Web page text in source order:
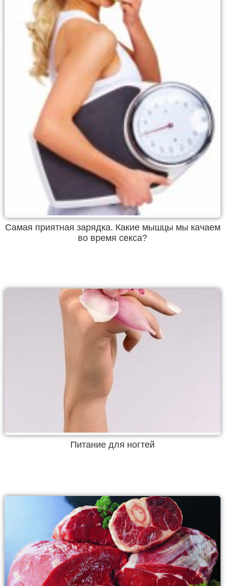
Самая приятная зарядка. Какие мышцы мы качаем
во время секса?
Питание для ногтей